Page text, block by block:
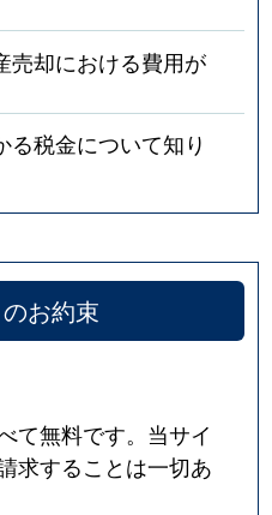
売却における費用が
る税金について知り
お約束
て無料です。当サイ
求することは一切あ